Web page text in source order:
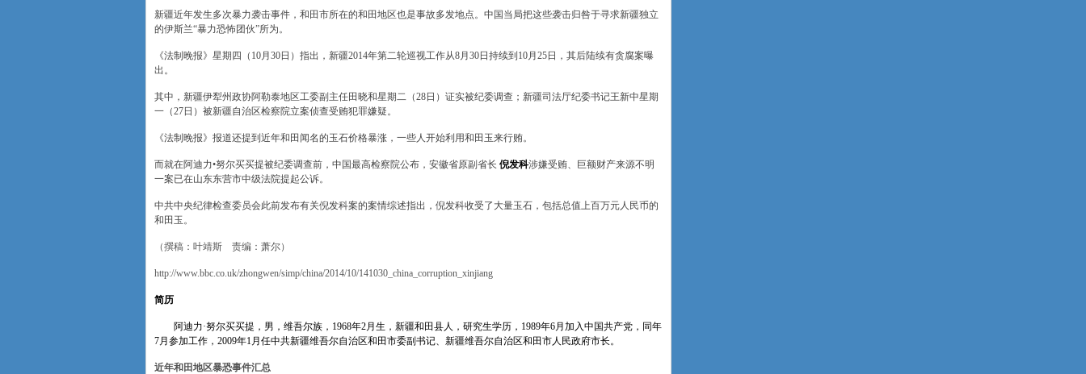
新疆近年发生多次暴力袭击事件，和田市所在的和田地区也是事故多发地点。中国当局把这些袭击归咎于寻求新疆独立
的伊斯兰“暴力恐怖团伙”所为。
《法制晚报》星期四（10月30日）指出，新疆2014年第二轮巡视工作从8月30日持续到10月25日，其后陆续有贪腐案曝
出。
其中，新疆伊犁州政协阿勒泰地区工委副主任田晓和星期二（28日）证实被纪委调查；新疆司法厅纪委书记王新中星期
一（27日）被新疆自治区检察院立案侦查受贿犯罪嫌疑。
《法制晚报》报道还提到近年和田闻名的玉石价格暴涨，一些人开始利用和田玉来行贿。
而就在阿迪力•努尔买买提被纪委调查前，中国最高检察院公布，安徽省原副省长 倪发科涉嫌受贿、巨额财产来源不明
一案已在山东东营市中级法院提起公诉。
中共中央纪律检查委员会此前发布有关倪发科案的案情综述指出，倪发科收受了大量玉石，包括总值上百万元人民币的
和田玉。
（撰稿：叶靖斯 责编：萧尔）
http://www.bbc.co.uk/zhongwen/simp/china/2014/10/141030_china_corruption_xinjiang
简历
阿迪力·努尔买买提，男，维吾尔族，1968年2月生，新疆和田县人，研究生学历，1989年6月加入中国共产党，同年
7月参加工作，2009年1月任中共新疆维吾尔自治区和田市委副书记、新疆维吾尔自治区和田市人民政府市长。
近年和田地区暴恐事件汇总